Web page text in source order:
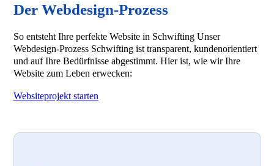
Der Webdesign-Prozess
So entsteht Ihre perfekte Website in Schwifting Unser
Webdesign-Prozess Schwifting ist transparent, kundenorientiert
und auf Ihre Bedürfnisse abgestimmt. Hier ist, wie wir Ihre
Website zum Leben erwecken:
Websiteprojekt starten